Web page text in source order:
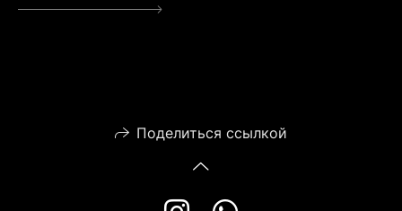
Поделиться ссылкой